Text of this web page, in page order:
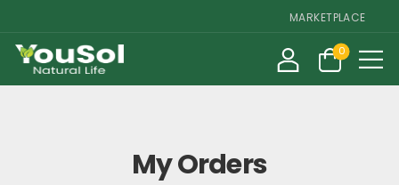
MARKETPLACE DE
0
My Orders